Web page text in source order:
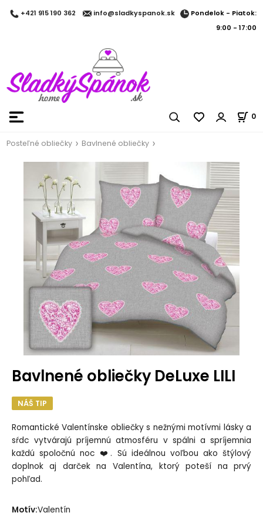
+421 915 190 362 info@sladkyspanok.sk
Pondelok - Piatok:
9:00 - 17:00
0
Posteľné obliečky Bavlnené obliečky
Bavlnené obliečky DeLuxe LILI
NÁŠ TIP
Romantické Valentínske obliečky s nežnými motívmi lásky a
sŕdc vytvárajú príjemnú atmosféru v spálni a spríjemnia
každú spoločnú noc ❤️. Sú ideálnou voľbou ako štýlový
doplnok aj darček na Valentína, ktorý poteší na prvý
pohľad.
Motív:Valentín